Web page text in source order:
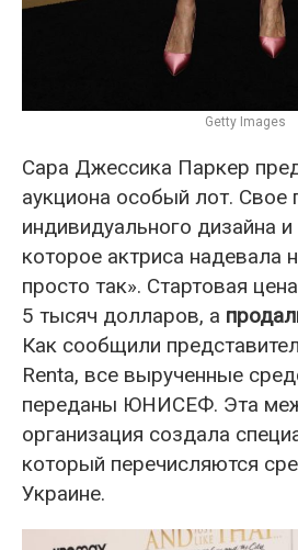
Getty Images
Сара Джессика Паркер
аукциона особый лот. Свое
индивидуального дизайна
которое актриса надевала
просто так». Стартовая
5 тысяч долларов, а
Как сообщили
Renta, все вырученные
переданы ЮНИСЕФ. Эта
организация создала
который перечисляются
Украине.